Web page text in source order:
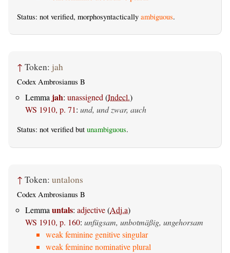
Status: not verified, morphosyntactically ambiguous.
↑ Token: jah
Codex Ambrosianus B
Lemma jah: unassigned (Indecl.)
WS 1910, p. 71: und, und zwar, auch
Status: not verified but unambiguous.
↑ Token: untalons
Codex Ambrosianus B
Lemmauntals: adjective(Adj.a)
WS 1910, p. 160: unfügsam, unbotmäßig, ungehorsam
weak feminine genitive singular
weak feminine nominative plural